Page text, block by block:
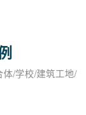
/学校/建筑工地/